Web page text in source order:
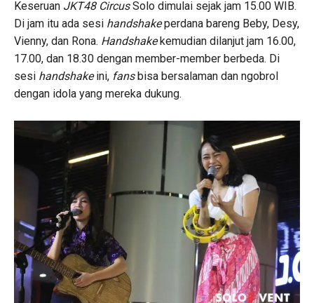
Keseruan JKT48 CircusSolo dimulai sejak jam 15.00 WIB.
Di jam itu ada sesi handshakeperdana bareng Beby, Desy,
Vienny, dan Rona. Handshakekemudian dilanjut jam 16.00,
17.00, dan 18.30 dengan member-member berbeda. Di
sesi handshakeini, fansbisa bersalaman dan ngobrol
dengan idola yang mereka dukung.